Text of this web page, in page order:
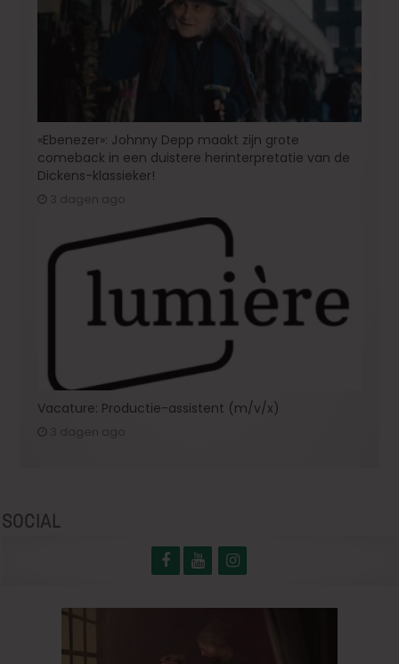
«Ebenezer»: Johnny Depp maakt zijn grote
comeback in een duistere herinterpretatie van de
Dickens-klassieker!
3 dagen ago
Vacature: Productie-assistent (m/v/x)
SOCIAL